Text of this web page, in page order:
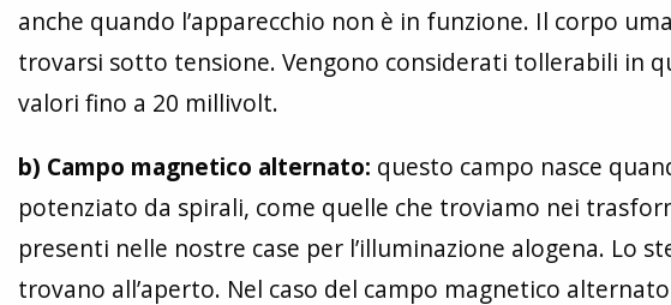
anche quando l’apparecchio non è in funzione. Il corpo
trovarsi sotto tensione. Vengono considerati tollerabili in
valori fino a 20 millivolt.
b) Campo magnetico alternato: questo campo nasce
potenziato da spirali, come quelle che troviamo nei
presenti nelle nostre case per l’illuminazione alogena. Lo
trovano all’aperto. Nel caso del campo magnetico